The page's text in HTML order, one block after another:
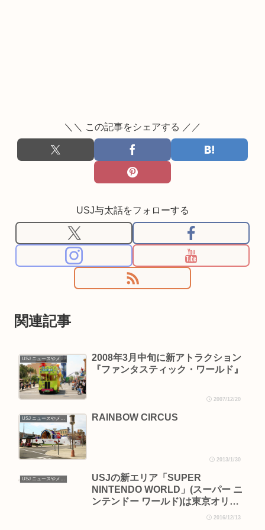
＼＼ この記事をシェアする ／／
USJ与太話をフォローする
関連記事
USJ ニュースやメンテナンス・運休情報
2008年3月中旬に新アトラクション
『ファンタスティック・ワールド』
2007/12/20
USJ ニュースやメンテナンス・運休情報 RAINBOW CIRCUS
2013/1/30
USJ ニュースやメンテナンス・運休情報
USJの新エリア「SUPER
NINTENDO WORLD」(スーパー ニ
ンテンドー ワールド)は東京オリン
2016/12/13